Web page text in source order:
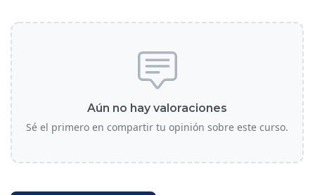
Aún no hay valoraciones
Sé el primero en compartir tu opinión sobre este curso.